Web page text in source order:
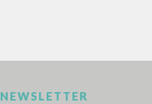
NEWSLETTER